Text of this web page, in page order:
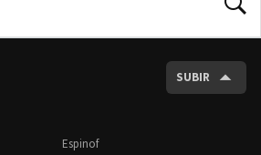
SUBIR
Espinof